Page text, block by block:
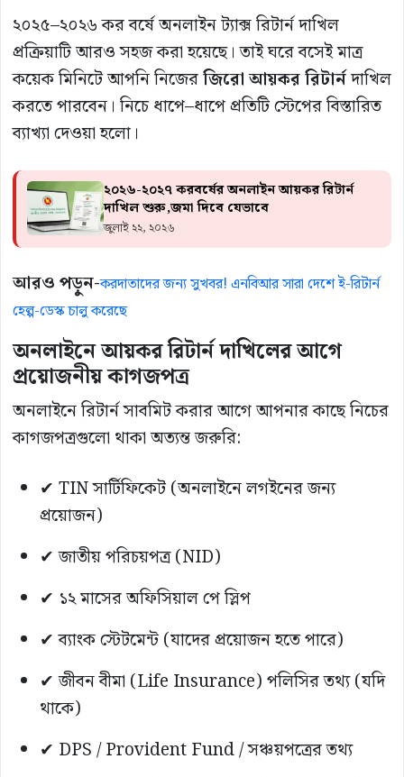
২০২৫–২০২৬ কর বর্ষে অনলাইন ট্যাক্স রিটার্ন দাখিল
প্রক্রিয়াটি আরও সহজ করা হয়েছে। তাই ঘরে বসেই মাত্র
কয়েক মিনিটে আপনি নিজেরজিরো আয়কর রিটার্নদাখিল
করতে পারবেন। নিচে ধাপে–ধাপে প্রতিটি স্টেপের বিস্তারিত
ব্যাখ্যা দেওয়া হলো।
২০২৬-২০২৭ করবর্ষের অনলাইন আয়কর রিটার্ন
দাখিল শুরু,জমা দিবে যেভাবে
জুলাই ২২, ২০২৬
আরও পড়ুন-করদাতাদের জন্য সুখবর! এনবিআর সারা দেশে ই-রিটার্ন
হেল্প-ডেস্ক চালু করেছে
অনলাইনে আয়কর রিটার্ন দাখিলের আগে
প্রয়োজনীয় কাগজপত্র
অনলাইনে রিটার্ন সাবমিট করার আগে আপনার কাছে নিচের
কাগজপত্রগুলো থাকা অত্যন্ত জরুরি:
✔ TIN সার্টিফিকেট (অনলাইনে লগইনের জন্য
প্রয়োজন)
✔ জাতীয় পরিচয়পত্র (NID)
✔ ১২ মাসের অফিসিয়াল পে স্লিপ
✔ ব্যাংক স্টেটমেন্ট (যাদের প্রয়োজন হতে পারে)
✔ জীবন বীমা (Life Insurance) পলিসির তথ্য (যদি
থাকে)
✔ DPS / Provident Fund / সঞ্চয়পত্রের তথ্য